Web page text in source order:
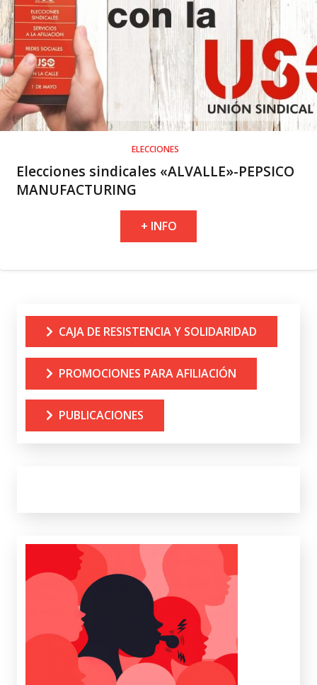
ELECCIONES
Elecciones sindicales «ALVALLE»-PEPSICO
MANUFACTURING
+ INFO
CAJA DE RESISTENCIA Y SOLIDARIDAD
PROMOCIONES PARA AFILIACIÓN
PUBLICACIONES